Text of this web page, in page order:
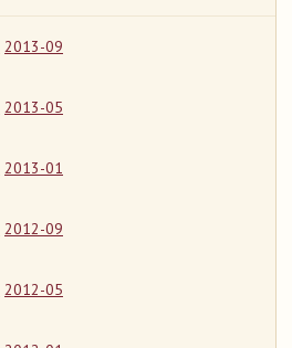
2013-09
2013-05
2013-01
2012-09
2012-05